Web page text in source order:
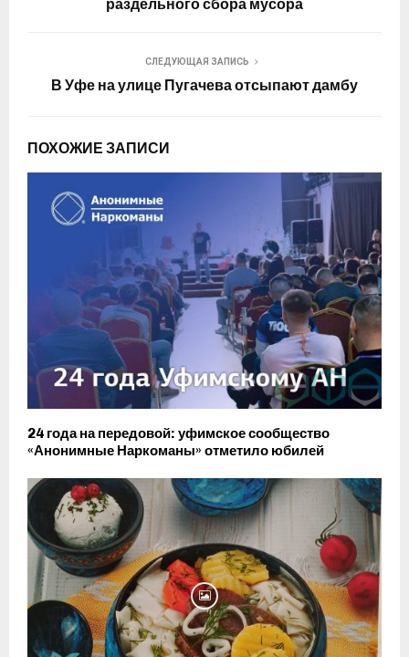
раздельного сбора мусора
СЛЕДУЮЩАЯ ЗАПИСЬ
В Уфе на улице Пугачева отсыпают дамбу
ПОХОЖИЕ ЗАПИСИ
24 года на передовой: уфимское сообщество
«Анонимные Наркоманы» отметило юбилей